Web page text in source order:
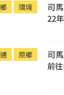
環境
司
22
原鄉
司
前